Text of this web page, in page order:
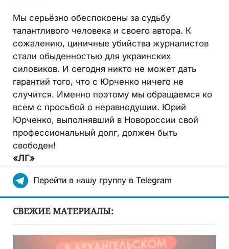
Мы серьёзно обеспокоены за судьбу
талантливого человека и своего автора. К
сожалению, циничные убийства журналистов
стали обыденностью для украинских
силовиков. И сегодня никто не может дать
гарантий того, что с Юрченко ничего не
случится. Именно поэтому мы обращаемся ко
всем с просьбой о неравнодушии. Юрий
Юрченко, выполнявший в Новороссии свой
профессиональный долг, должен быть
свободен!
«ЛГ»
Перейти в нашу группу в Telegram
СВЕЖИЕ МАТЕРИАЛЫ: